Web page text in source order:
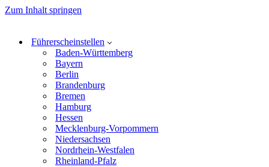
Zum Inhalt springen
Führerscheinstellen
Baden-Württemberg
Bayern
Berlin
Brandenburg
Bremen
Hamburg
Hessen
Mecklenburg-Vorpommern
Niedersachsen
Nordrhein-Westfalen
Rheinland-Pfalz